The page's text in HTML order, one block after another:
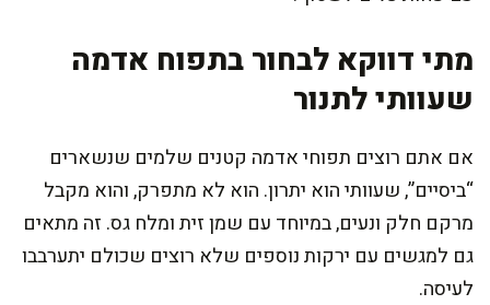
מתי דווקא לבחור בתפוח אדמה
שעוותי לתנור
אם אתם רוצים תפוחי אדמה קטנים שלמים שנשארים
“ביסיים”, שעוותי הוא יתרון. הוא לא מתפרק, והוא מקבל
מרקם חלק ונעים, במיוחד עם שמן זית ומלח גס. זה מתאים
גם למגשים עם ירקות נוספים שלא רוצים שכולם יתערבבו
לעיסה.